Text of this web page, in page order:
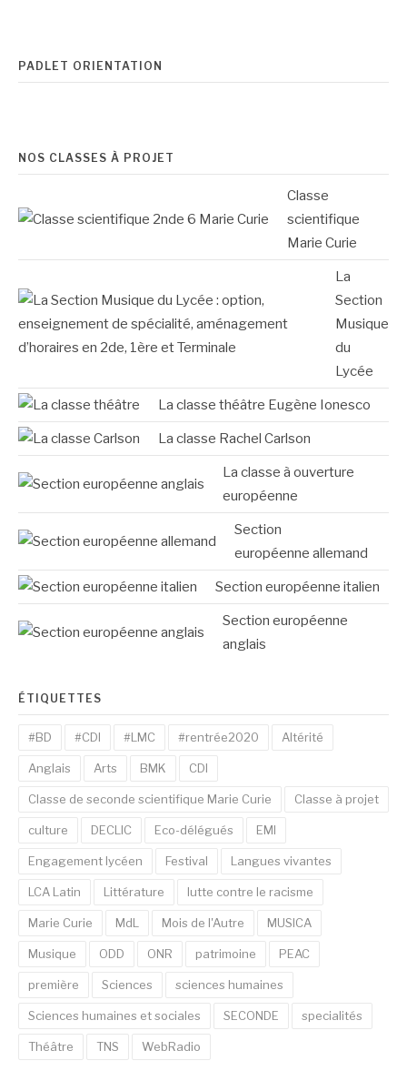
PADLET ORIENTATION
NOS CLASSES À PROJET
Classe
scientifique
Marie Curie
La
Section
Musique
du
Lycée
La classe théâtre Eugène Ionesco
La classe Rachel Carlson
La classe à ouverture
européenne
Section
européenne allemand
Section européenne italien
Section européenne
anglais
ÉTIQUETTES
#BD #CDI #LMC #rentrée2020 Altérité
Anglais Arts BMK CDI
Classe de seconde scientifique Marie Curie Classe à projet
culture DECLIC Eco-délégués EMI
Engagement lycéen Festival Langues vivantes
LCA Latin Littérature lutte contre le racisme
Marie Curie MdL Mois de l'Autre MUSICA
Musique ODD ONR patrimoine PEAC
première Sciences sciences humaines
Sciences humaines et sociales SECONDE specialités
Théâtre TNS WebRadio